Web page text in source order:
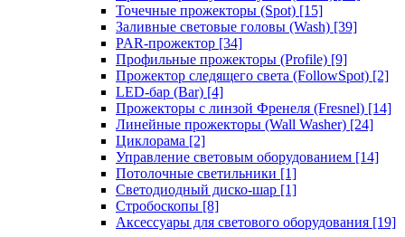
Точечные прожекторы (Spot) [15]
Заливные световые головы (Wash) [39]
PAR-прожектор [34]
Профильные прожекторы (Profile) [9]
Прожектор следящего света (FollowSpot) [2]
LED-бар (Bar) [4]
Прожекторы с линзой Френеля (Fresnel) [14]
Линейные прожекторы (Wall Washer) [24]
Циклорама [2]
Управление световым оборудованием [14]
Потолочные светильники [1]
Светодиодный диско-шар [1]
Стробоскопы [8]
Аксессуары для светового оборудования [19]